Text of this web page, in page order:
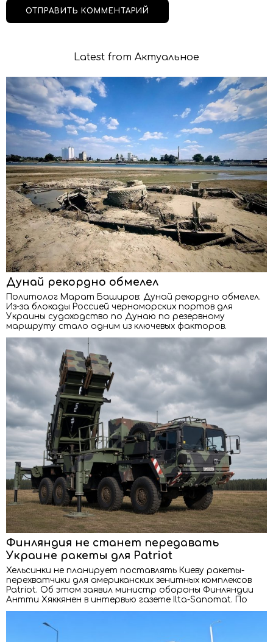
Latest from Актуальное
Дунай рекордно обмелел
Политолог Марат Баширов: Дунай рекордно обмелел.
Из-за блокады Россией черноморских портов для
Украины судоходство по Дунаю по резервному
маршруту стало одним из ключевых факторов.
Финляндия не станет передавать
Украине ракеты для Patriot
Хельсинки не планирует поставлять Киеву ракеты-
перехватчики для американских зенитных комплексов
Patriot. Об этом заявил министр обороны Финляндии
Антти Хяккянен в интервью газете Ilta-Sanomat. По